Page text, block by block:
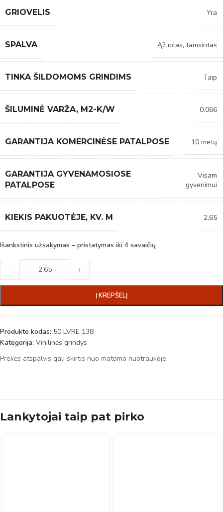
GRIOVELIS Yra
SPALVA Ąžuolas, tamsintas
TINKA ŠILDOMOMS GRINDIMS Taip
ŠILUMINĖ VARŽA, M2-K/W 0.066
GARANTIJA KOMERCINĖSE PATALPOSE 10 metų
GARANTIJA GYVENAMOSIOSE
PATALPOSE
Visam
gyvenimui
KIEKIS PAKUOTĖJE, KV. M 2,65
Išankstinis užsakymas – pristatymas iki 4 savaičių
- +
Į KREPŠELĮ
Produkto kodas: 50 LVRE 138
Kategorija: Vinilinės grindys
Prekės atspalvis gali skirtis nuo matomo nuotraukoje.
Lankytojai taip pat pirko